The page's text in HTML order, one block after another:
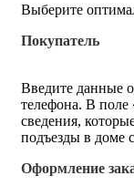
Выберите
Покупатель
Введите данные
телефона. В поле
сведения,
подъезды в доме
Оформление